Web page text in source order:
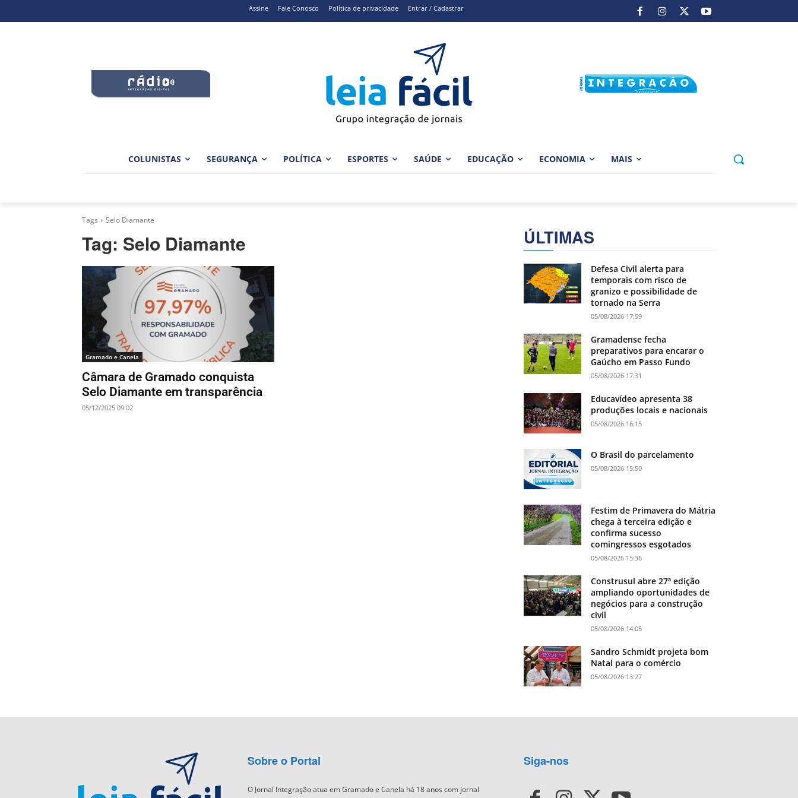
Assine Fale Conosco Política de privacidade Entrar / Cadastrar
COLUNISTAS SEGURANÇA POLÍTICA ESPORTES SAÚDE EDUCAÇÃO ECONOMIA MAIS
Tags Selo Diamante
Tag: Selo Diamante
Gramado e Canela
Câmara de Gramado conquista
Selo Diamante em transparência
05/12/2025 09:02
ÚLTIMAS
Defesa Civil alerta para
temporais com risco de
granizo e possibilidade de
tornado na Serra
05/08/2026 17:59
Gramadense fecha
preparativos para encarar o
Gaúcho em Passo Fundo
05/08/2026 17:31
Educavídeo apresenta 38
produções locais e nacionais
05/08/2026 16:15
O Brasil do parcelamento
05/08/2026 15:50
Festim de Primavera do Mátria
chega à terceira edição e
confirma sucesso
comingressos esgotados
05/08/2026 15:36
Construsul abre 27ª edição
ampliando oportunidades de
negócios para a construção
civil
05/08/2026 14:05
Sandro Schmidt projeta bom
Natal para o comércio
05/08/2026 13:27
Sobre o Portal
O Jornal Integração atua em Gramado e Canela há 18 anos com jornal
Siga-nos